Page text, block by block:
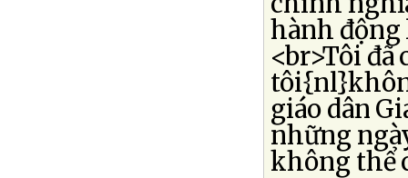
hành
<br>Tôi đã
giáo dân
những
không thể